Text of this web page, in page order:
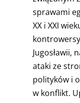
sprawami
XX i XXI
Jugosławii,
ataki ze
polityków i
w konflikt.